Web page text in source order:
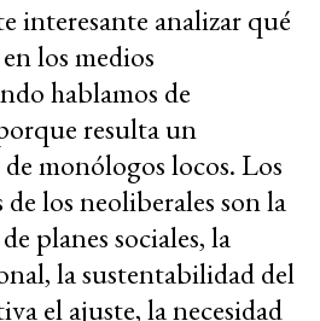
interesante analizar qué
los medios
hablamos de
resulta un
monólogos locos. Los
de los neoliberales son la
planes sociales, la
la sustentabilidad del
el ajuste, la necesidad